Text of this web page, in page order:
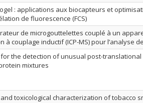
: applications aux biocapteurs et
de fluorescence (FCS)
de microgouttelettes couplé à un
à couplage inductif (ICP-MS) pour l’analyse
the detection of unusual post-
mixtures
toxicological characterization of tobacco